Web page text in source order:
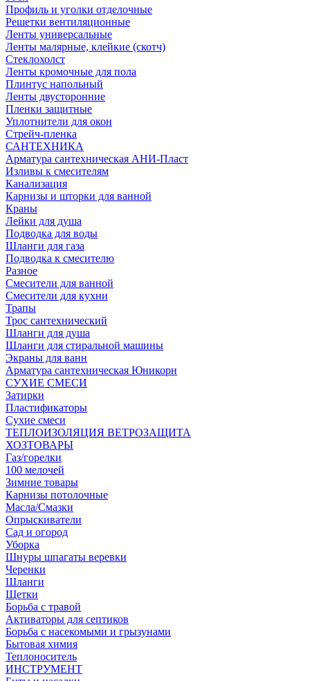
Профиль и уголки отделочные
Решетки вентиляционные
Ленты универсальные
Ленты малярные, клейкие (скотч)
Стеклохолст
Ленты кромочные для пола
Плинтус напольный
Ленты двусторонние
Пленки защитные
Уплотнители для окон
Стрейч-пленка
САНТЕХНИКА
Арматура сантехническая АНИ-Пласт
Изливы к смесителям
Канализация
Карнизы и шторки для ванной
Краны
Лейки для душа
Подводка для воды
Шланги для газа
Подводка к смесителю
Разное
Смесители для ванной
Смесители для кухни
Трапы
Трос сантехнический
Шланги для душа
Шланги для стиральной машины
Экраны для ванн
Арматура сантехническая Юникорн
СУХИЕ СМЕСИ
Затирки
Пластификаторы
Сухие смеси
ТЕПЛОИЗОЛЯЦИЯ ВЕТРОЗАЩИТА
ХОЗТОВАРЫ
Газ/горелки
100 мелочей
Зимние товары
Карнизы потолочные
Масла/Смазки
Опрыскиватели
Сад и огород
Уборка
Шнуры шпагаты веревки
Черенки
Шланги
Щетки
Борьба с травой
Активаторы для септиков
Борьба с насекомыми и грызунами
Бытовая химия
Теплоноситель
ИНСТРУМЕНТ